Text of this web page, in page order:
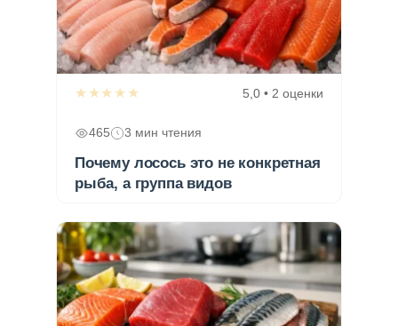
★★★★★ 5,0 • 2 оценки
465 3 мин чтения
Почему лосось это не конкретная
рыба, а группа видов